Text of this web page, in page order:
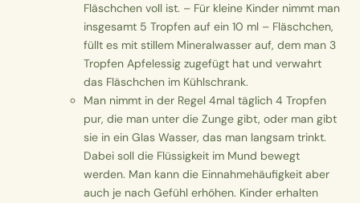
Fläschchen voll ist. – Für kleine Kinder nimmt man
insgesamt 5 Tropfen auf ein 10 ml – Fläschchen,
füllt es mit stillem Mineralwasser auf, dem man 3
Tropfen Apfelessig zugefügt hat und verwahrt
das Fläschchen im Kühlschrank.
Man nimmt in der Regel 4mal täglich 4 Tropfen
pur, die man unter die Zunge gibt, oder man gibt
sie in ein Glas Wasser, das man langsam trinkt.
Dabei soll die Flüssigkeit im Mund bewegt
werden. Man kann die Einnahmehäufigkeit aber
auch je nach Gefühl erhöhen. Kinder erhalten